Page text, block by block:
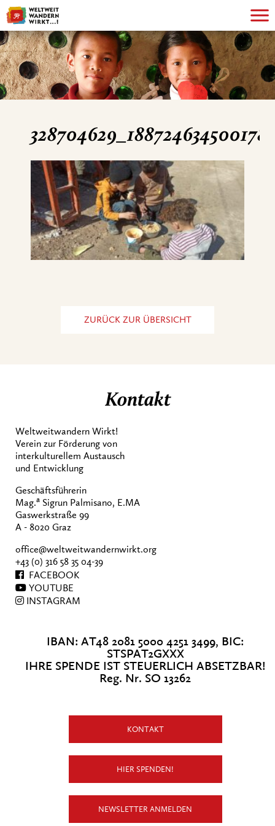
ZURÜCK ZUR ÜBERSICHT
Kontakt
Weltweitwandern Wirkt!
Verein zur Förderung von
interkulturellem Austausch
und Entwicklung
Geschäftsführerin
Mag.a Sigrun Palmisano, E.MA
Gaswerkstraße 99
A - 8020 Graz
office@weltweitwandernwirkt.org
+43 (0) 316 58 35 04-39
FACEBOOK
YOUTUBE
INSTAGRAM
IBAN: AT48 2081 5000 4251 3499, BIC:
STSPAT2GXXX
IHRE SPENDE IST STEUERLICH ABSETZBAR!
Reg. Nr. SO 13262
KONTAKT
HIER SPENDEN!
NEWSLETTER ANMELDEN